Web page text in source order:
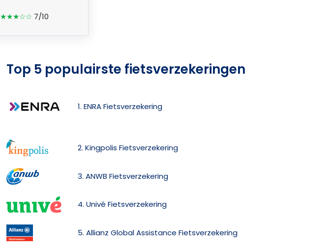
★★★☆☆ 7/10
Top 5 populairste fietsverzekeringen
1. ENRA Fietsverzekering
2. Kingpolis Fietsverzekering
3. ANWB Fietsverzekering
4. Univé Fietsverzekering
5. Allianz Global Assistance Fietsverzekering